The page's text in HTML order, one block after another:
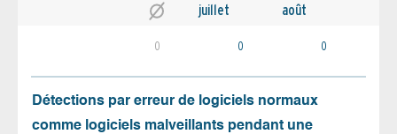
juillet août
0 0 0
Détections par erreur de logiciels normaux
comme logiciels malveillants pendant une